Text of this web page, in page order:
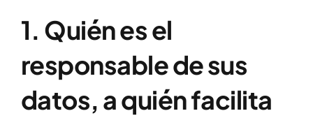
1. Quién es el
responsable de sus
datos, a quién facilita